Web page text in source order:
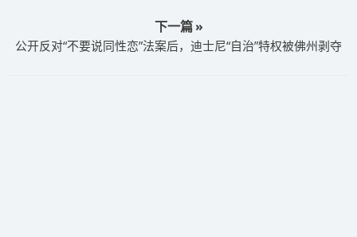
下一篇 »
公开反对“不要说同性恋”法案后，迪士尼“自治”特权被佛州剥夺